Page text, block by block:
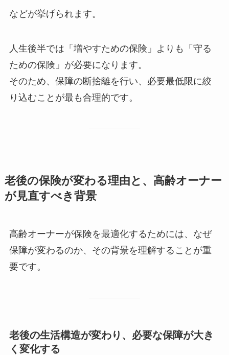
などが挙げられます。
人生後半では「増やすための保険」よりも「守る
ための保険」が必要になります。
そのため、保障の断捨離を行い、必要最低限に絞
り込むことが最も合理的です。
老後の保険が変わる理由と、高齢オーナー
が見直すべき背景
高齢オーナーが保険を最適化するためには、なぜ
保障が変わるのか、その背景を理解することが重
要です。
老後の生活構造が変わり、必要な保障が大き
く変化する